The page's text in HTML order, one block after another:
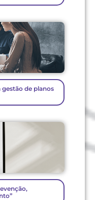
de planos